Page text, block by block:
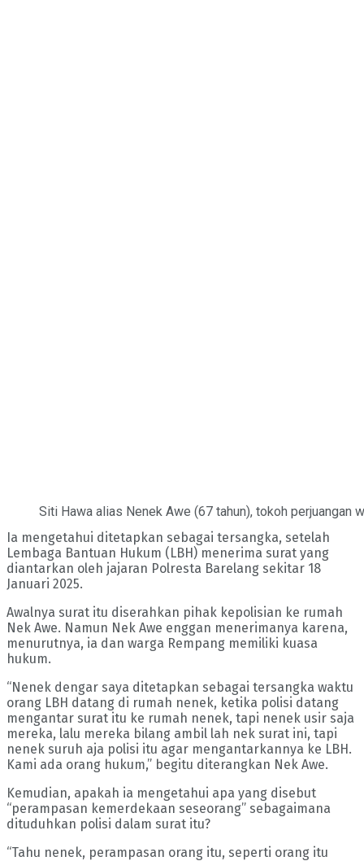
Siti Hawa alias Nenek Awe (67 tahun), tokoh perjuangan
Ia mengetahui ditetapkan sebagai tersangka, setelah
Lembaga Bantuan Hukum (LBH) menerima surat yang
diantarkan oleh jajaran Polresta Barelang sekitar 18
Januari 2025.
Awalnya surat itu diserahkan pihak kepolisian ke rumah
Nek Awe. Namun Nek Awe enggan menerimanya karena,
menurutnya, ia dan warga Rempang memiliki kuasa
hukum.
“Nenek dengar saya ditetapkan sebagai tersangka waktu
orang LBH datang di rumah nenek, ketika polisi datang
mengantar surat itu ke rumah nenek, tapi nenek usir saja
mereka, lalu mereka bilang ambil lah nek surat ini, tapi
nenek suruh aja polisi itu agar mengantarkannya ke LBH.
Kami ada orang hukum,” begitu diterangkan Nek Awe.
Kemudian, apakah ia mengetahui apa yang disebut
“perampasan kemerdekaan seseorang” sebagaimana
dituduhkan polisi dalam surat itu?
“Tahu nenek, perampasan orang itu, seperti orang itu